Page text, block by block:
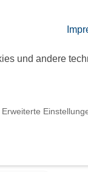
und andere
Erweiterte